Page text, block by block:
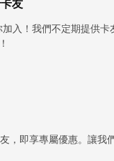
友
入！我們不定期提供卡
，即享專屬優惠。讓我